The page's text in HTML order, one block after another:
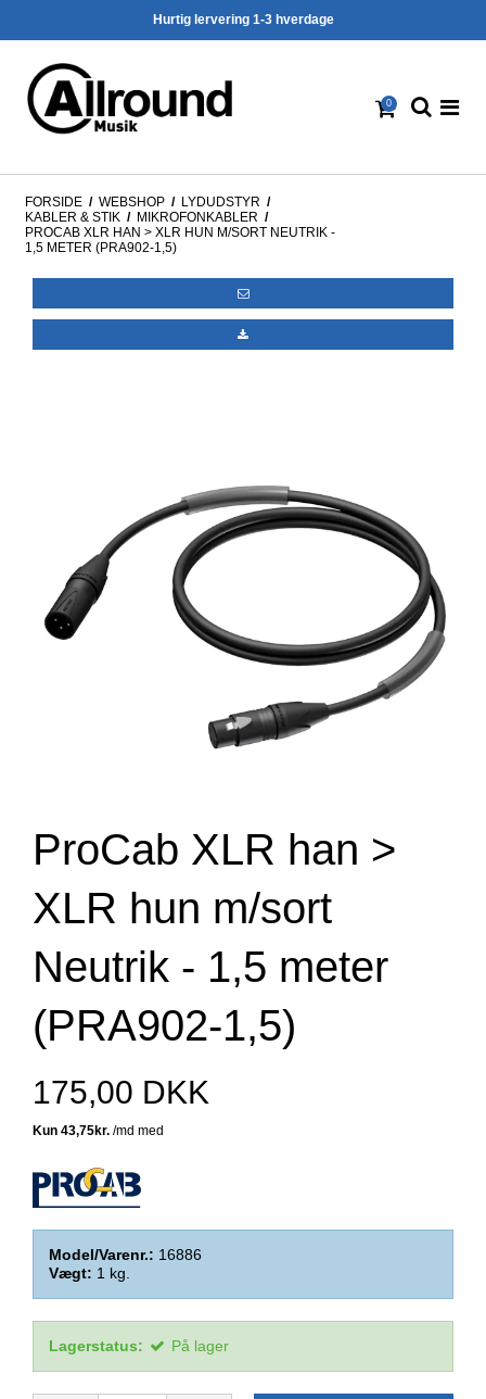
Hurtig lervering 1-3 hverdage
0
FORSIDE / WEBSHOP / LYDUDSTYR /
KABLER & STIK / MIKROFONKABLER /
PROCAB XLR HAN > XLR HUN M/SORT NEUTRIK -
1,5 METER (PRA902-1,5)
ProCab XLR han >
XLR hun m/sort
Neutrik - 1,5 meter
(PRA902-1,5)
175,00 DKK
Model/Varenr.: 16886
Vægt: 1 kg.
Lagerstatus: På lager